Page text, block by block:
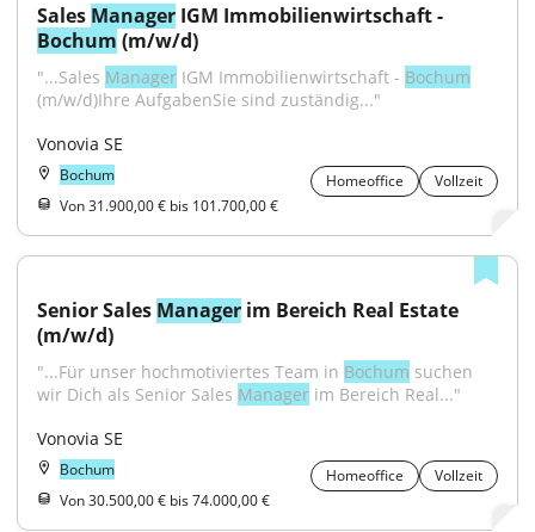
Sales Manager
Bochum (m/w/d)
"...Sales Manager IGM Immobilienwirtschaft - Bochum
(m/w/d)Ihre AufgabenSie sind zuständig..."
Vonovia SE
Bochum Homeoffice
Vollzeit
Von 31.900,00 € bis 101.700,00 €
Senior Sales Manager im Bereich Real Estate
(m/w/d)
"...Für unser hochmotiviertes Team in Bochum suchen
wir Dich als Senior Sales Manager im Bereich Real..."
Vonovia SE
Bochum Homeoffice
Vollzeit
Von 30.500,00 € bis 74.000,00 €